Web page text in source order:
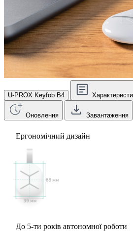
U-PROX Keyfob B4
Оновлення Завантаження
Ергономічний дизайн
До 5-ти років автономної роботи